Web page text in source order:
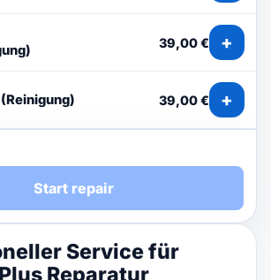
Service für
Reparatur
39,00 € +
39,00 € +
Start repair